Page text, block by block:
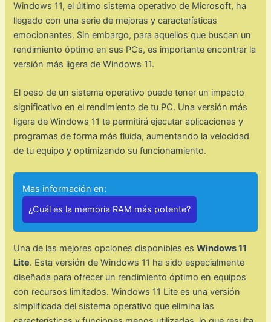
Windows 11, el último sistema operativo de Microsoft, ha
llegado con una serie de mejoras y características
emocionantes. Sin embargo, para aquellos que buscan un
rendimiento óptimo en sus PCs, es importante encontrar la
versión más ligera de Windows 11.
El peso de un sistema operativo puede tener un impacto
significativo en el rendimiento de tu PC. Una versión más
ligera de Windows 11 te permitirá ejecutar aplicaciones y
programas de forma más fluida, aumentando la velocidad
de tu equipo y optimizando su funcionamiento.
Mas información en:
¿Cuál es la memoria RAM más potente?
Una de las mejores opciones disponibles esWindows 11
Lite. Esta versión de Windows 11 ha sido especialmente
diseñada para ofrecer un rendimiento óptimo en equipos
con recursos limitados. Windows 11 Lite es una versión
simplificada del sistema operativo que elimina las